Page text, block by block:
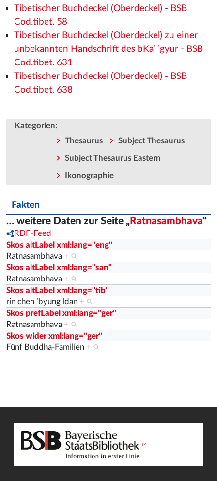
Tibetischer Buchdeckel (Oberdeckel) - BSB
Cod.tibet. 58
Tibetischer Buchdeckel (Oberdeckel) zu einer
unbekannten Handschrift des bKa’ ’gyur - BSB
Cod.tibet. 631
Tibetischer Buchdeckel (Oberdeckel) - BSB
Cod.tibet. 638
Kategorien:
Thesaurus Subject Thesaurus
Subject Thesaurus Eastern
Ikonographie
Fakten
… weitere Daten zur Seite „Ratnasambhava“
RDF-Feed
Skos altLabel xml:lang="eng"
Ratnasambhava +
Skos altLabel xml:lang="san"
Ratnasambhava +
Skos altLabel xml:lang="tib"
rin chen ’byung ldan +
Skos prefLabel xml:lang="ger"
Ratnasambhava +
Skos wider xml:lang="ger"
Fünf Buddha-Familien +